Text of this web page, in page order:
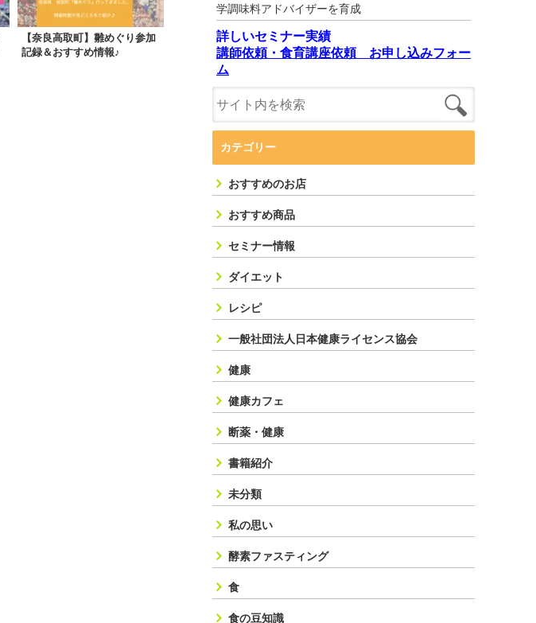
【奈良高取町】雛めぐり参加
記録＆おすすめ情報♪
学調味料アドバイザーを育成
詳しいセミナー実績
講師依頼・食育講座依頼 お申し込みフォー
ム
カテゴリー
おすすめのお店
おすすめ商品
セミナー情報
ダイエット
レシピ
一般社団法人日本健康ライセンス協会
健康
健康カフェ
断薬・健康
書籍紹介
未分類
私の思い
酵素ファスティング
食
食の豆知識